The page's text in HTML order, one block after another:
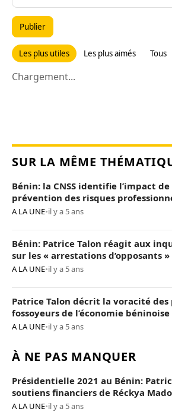
Publier
Les plus utiles Les plus aimés Tous
Chargement...
SUR LA MÊME
Bénin: la CNSS identifie l’impact
prévention des risques
A LA UNE•il y a 5 ans
Bénin: Patrice Talon réagit aux
sur les « arrestations d’opposants »
A LA UNE•il y a 5 ans
Patrice Talon décrit la voracité
fossoyeurs de l’économie béninoise
A LA UNE•il y a 5 ans
À NE PAS MANQUER
Présidentielle 2021 au Bénin:
soutiens financiers de Réckya
A LA UNE•il y a 5 ans